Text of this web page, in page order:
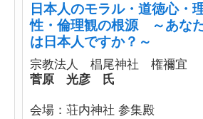
日本人のモラル・道徳心・
性・倫理観の根源 ～あな
は日本人ですか？～
宗教法人 椙尾神社 権禰宜
菅原 光彦 氏
会場：荘内神社 参集殿